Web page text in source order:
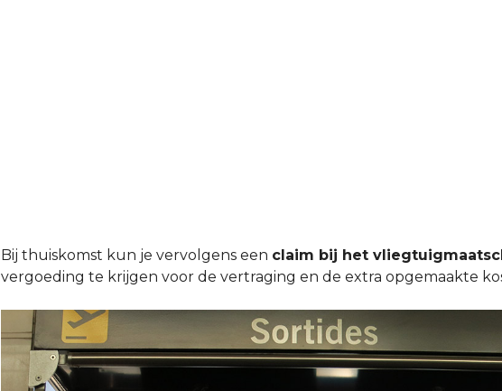
Bij thuiskomst kun je vervolgens een claim bij het
vergoeding te krijgen voor de vertraging en de extra opgemaakte